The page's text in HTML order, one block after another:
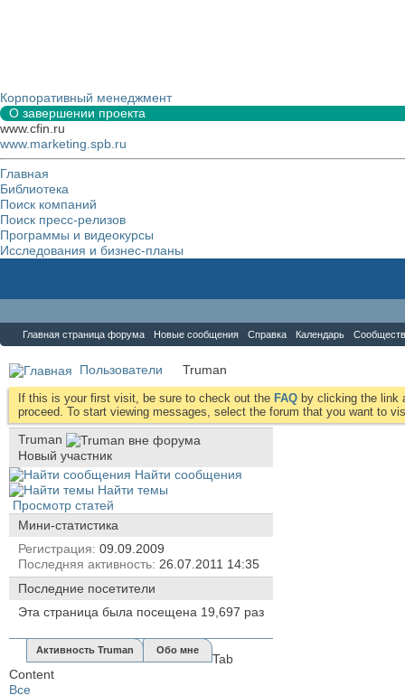
Корпоративный менеджмент
О завершении проекта
www.cfin.ru
www.marketing.spb.ru
Главная
Библиотека
Поиск компаний
Поиск пресс-релизов
Программы и видеокурсы
Исследования и бизнес-планы
Главная страница форума Новые сообщения Справка Календарь
Пользователи Truman
If this is your first visit, be sure to check out the FAQ by clicking the link
proceed. To start viewing messages, select the forum that you want to
Truman
Новый участник
Найти сообщения
Найти темы
Просмотр статей
Мини-статистика
Регистрация 09.09.2009
Последняя активность 26.07.2011 14:35
Последние посетители
Эта страница была посещена 19,697 раз
Активность Truman Обо мне
Tab
Content
Все